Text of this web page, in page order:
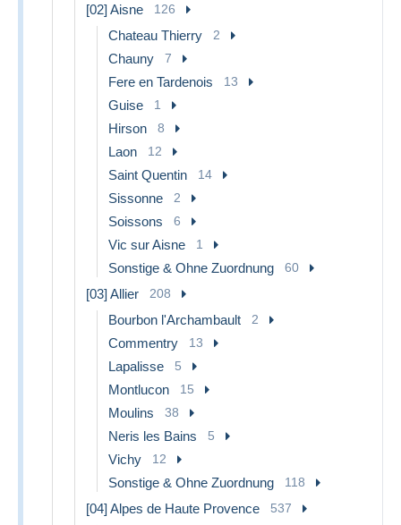
[02] Aisne 126
Chateau Thierry 2
Chauny 7
Fere en Tardenois 13
Guise 1
Hirson 8
Laon 12
Saint Quentin 14
Sissonne 2
Soissons 6
Vic sur Aisne 1
Sonstige & Ohne Zuordnung 60
[03] Allier 208
Bourbon l'Archambault 2
Commentry 13
Lapalisse 5
Montlucon 15
Moulins 38
Neris les Bains 5
Vichy 12
Sonstige & Ohne Zuordnung 118
[04] Alpes de Haute Provence 537